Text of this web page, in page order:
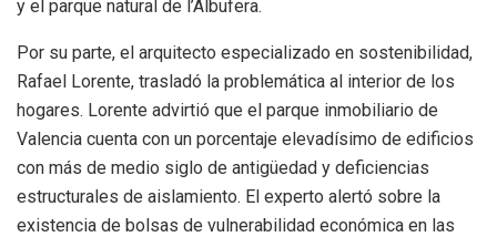
y el parque natural de l’Albufera.
Por su parte, el arquitecto especializado en sostenibilidad,
Rafael Lorente, trasladó la problemática al interior de los
hogares. Lorente advirtió que el parque inmobiliario de
Valencia cuenta con un porcentaje elevadísimo de edificios
con más de medio siglo de antigüedad y deficiencias
estructurales de aislamiento. El experto alertó sobre la
existencia de bolsas de vulnerabilidad económica en las